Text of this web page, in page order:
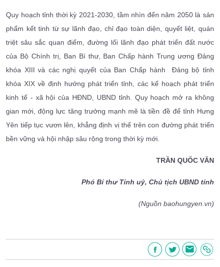
Quy hoạch tỉnh thời kỳ 2021-2030, tầm nhìn đến năm 2050 là sản
phẩm kết tinh từ sự lãnh đạo, chỉ đạo toàn diện, quyết liệt, quán
triệt sâu sắc quan điểm, đường lối lãnh đạo phát triển đất nước
của Bộ Chính trị, Ban Bí thư, Ban Chấp hành Trung ương Đảng
khóa XIII và các nghị quyết của Ban Chấp hành Đảng bộ tỉnh
khóa XIX về định hướng phát triển tỉnh, các kế hoạch phát triển
kinh tế - xã hội của HĐND, UBND tỉnh. Quy hoạch mở ra không
gian mới, động lực tăng trưởng mạnh mẽ là tiền đề để tỉnh Hưng
Yên tiếp tục vươn lên, khẳng định vị thế trên con đường phát triển
bền vững và hội nhập sâu rộng trong thời kỳ mới.
TRẦN QUỐC VĂN
Phó Bí thư Tỉnh uỷ, Chủ tịch UBND tỉnh
(Nguồn baohungyen.vn)